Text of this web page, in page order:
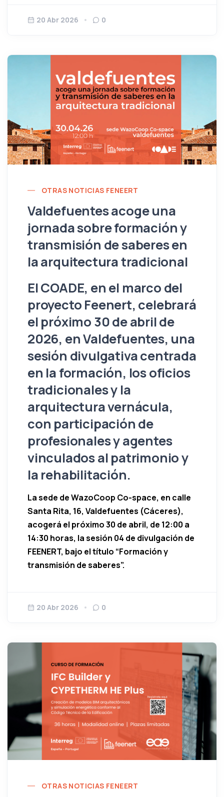
20 Abr 2026 0
OTRAS NOTICIAS FENEERT
Valdefuentes acoge una
jornada sobre formación y
transmisión de saberes en
la arquitectura tradicional
El COADE, en el marco del
proyecto Feenert, celebrará
el próximo 30 de abril de
2026, en Valdefuentes, una
sesión divulgativa centrada
en la formación, los oficios
tradicionales y la
arquitectura vernácula,
con participación de
profesionales y agentes
vinculados al patrimonio y
la rehabilitación.
La sede de WazoCoop Co-space, en calle
Santa Rita, 16, Valdefuentes (Cáceres),
acogerá el próximo 30 de abril, de 12:00 a
14:30 horas, la sesión 04 de divulgación de
FEENERT, bajo el título “Formación y
transmisión de saberes”.
20 Abr 2026 0
OTRAS NOTICIAS FENEERT